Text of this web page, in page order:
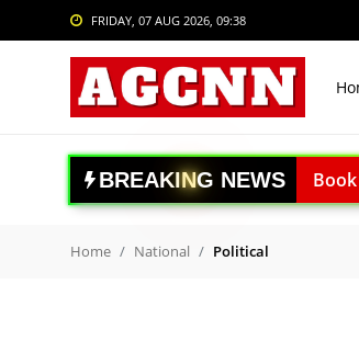
FRIDAY, 07 AUG 2026, 09:38
Login Register
National
International
BREAKING NEWS
Book
Agni-
Home National Political